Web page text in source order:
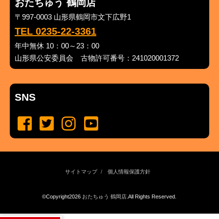
おたちゅう 鶴岡店
〒997-0003 山形県鶴岡市文下広野1
TEL 0235-22-3361
年中無休 10：00～23：00
山形県公安委員会 古物許可番号：241020001372
SNS
サイトマップ 個人情報保護方針
©Copyright2026 おたちゅう 鶴岡店 .All Rights Reserved.